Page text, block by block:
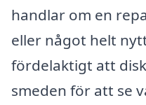
handlar om en
eller något helt
fördelaktigt att
smeden för att se